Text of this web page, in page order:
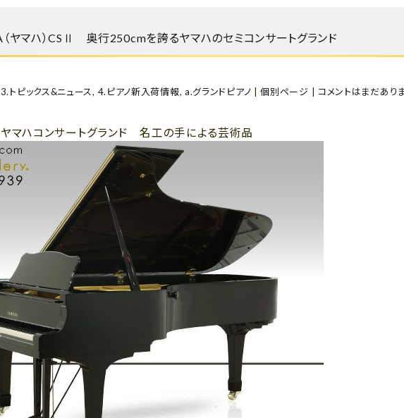
ヤマハ）CSⅡ 奥行250cmを誇るヤマハのセミコンサートグランド
3.トピックス&ニュース, 4.ピアノ新入荷情報, a.グランドピアノ |個別ページ コメントはまだあり
ヤマハコンサートグランド 名工の手による芸術品